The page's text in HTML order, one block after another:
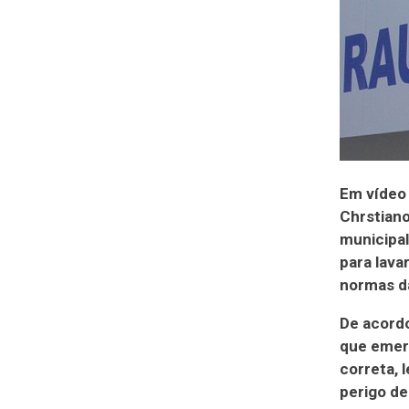
Em
para
normas
De
que
correta,
perigo